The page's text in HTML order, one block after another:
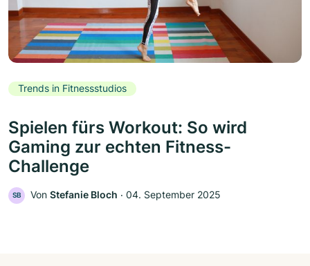
Trends in Fitnessstudios
Spielen fürs Workout: So wird
Gaming zur echten Fitness-
Challenge
SB Von Stefanie Bloch ‧ 04. September 2025